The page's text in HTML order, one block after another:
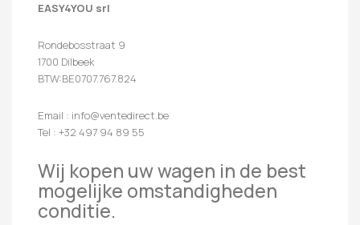
EASY4YOU srl
Rondebosstraat 9
1700 Dilbeek
BTW:BE0707.767.824
Email : info@ventedirect.be
Tel : +32 497 94 89 55
Wij kopen uw wagen in de best
mogelijke omstandigheden
conditie.